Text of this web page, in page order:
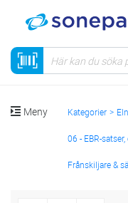
Meny Kategorier
06 - EBR-
Frånskiljare &